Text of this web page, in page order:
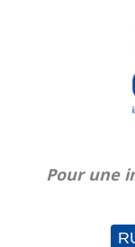
Pour une